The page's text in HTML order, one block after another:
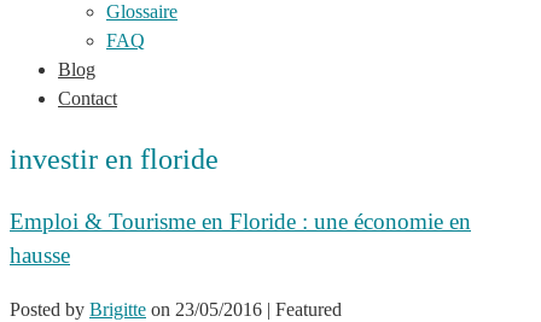
Glossaire
FAQ
Blog
Contact
investir en floride
Emploi & Tourisme en Floride : une économie en
hausse
Posted by Brigitte on 23/05/2016 | Featured